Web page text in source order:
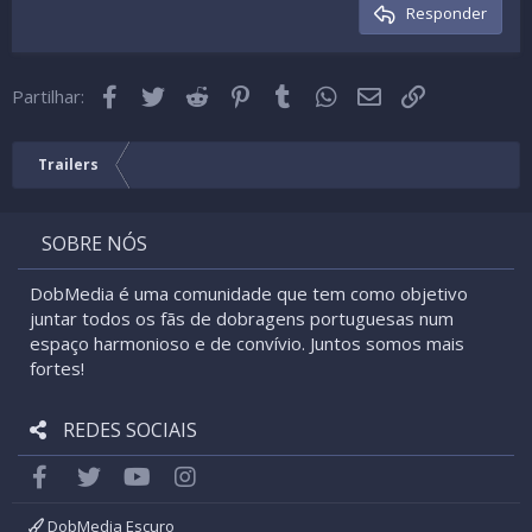
26
Trebuchet MS
Cabeçalho 3Responder
Partilhar: Facebook
Twitter Reddit Pinterest
Tumblr WhatsApp
Email
Trailers
SOBRE NÓS
DobMedia é uma comunidade que tem como objetivo
juntar todos os fãs de dobragens portuguesas num
espaço harmonioso e de convívio. Juntos somos mais
fortes!
REDES SOCIAIS
FacebookTwitter youtube
DobMedia Escuro